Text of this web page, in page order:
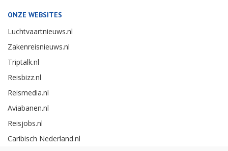
ONZE WEBSITES
Luchtvaartnieuws.nl
Zakenreisnieuws.nl
Triptalk.nl
Reisbizz.nl
Reismedia.nl
Aviabanen.nl
Reisjobs.nl
Caribisch Nederland.nl